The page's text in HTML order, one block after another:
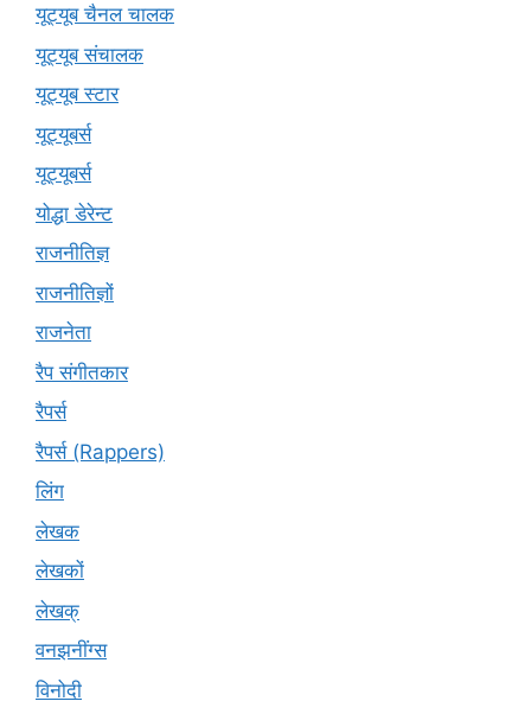
यूट्यूब चैनल चालक
यूट्यूब संचालक
यूट्यूब स्टार
यूट्यूबर्स
यूट्‍यूबर्स
योद्धा डेरेन्ट
राजनीतिज्ञ
राजनीतिज्ञों
राजनेता
रैप संगीतकार
रैपर्स
रैपर्स (Rappers)
लिंग
लेखक
लेखकों
लेखक्
वनझनींग्स
विनोदी